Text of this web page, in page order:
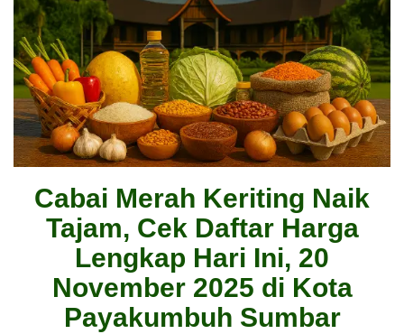
Cabai Merah Keriting Naik
Tajam, Cek Daftar Harga
Lengkap Hari Ini, 20
November 2025 di Kota
Payakumbuh Sumbar